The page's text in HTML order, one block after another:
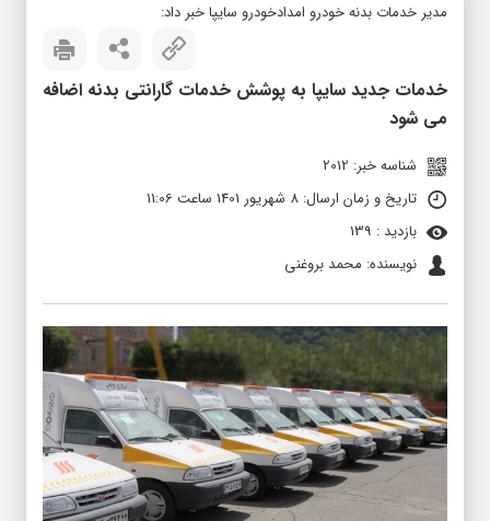
مدیر خدمات بدنه خودرو امدادخودرو سایپا خبر داد:
خدمات جدید سایپا به پوشش خدمات گارانتی بدنه اضافه
می شود
شناسه خبر: 2012
تاریخ و زمان ارسال: 8 شهریور 1401 ساعت 11:06
بازدید : 139
نویسنده: محمد بروغنی